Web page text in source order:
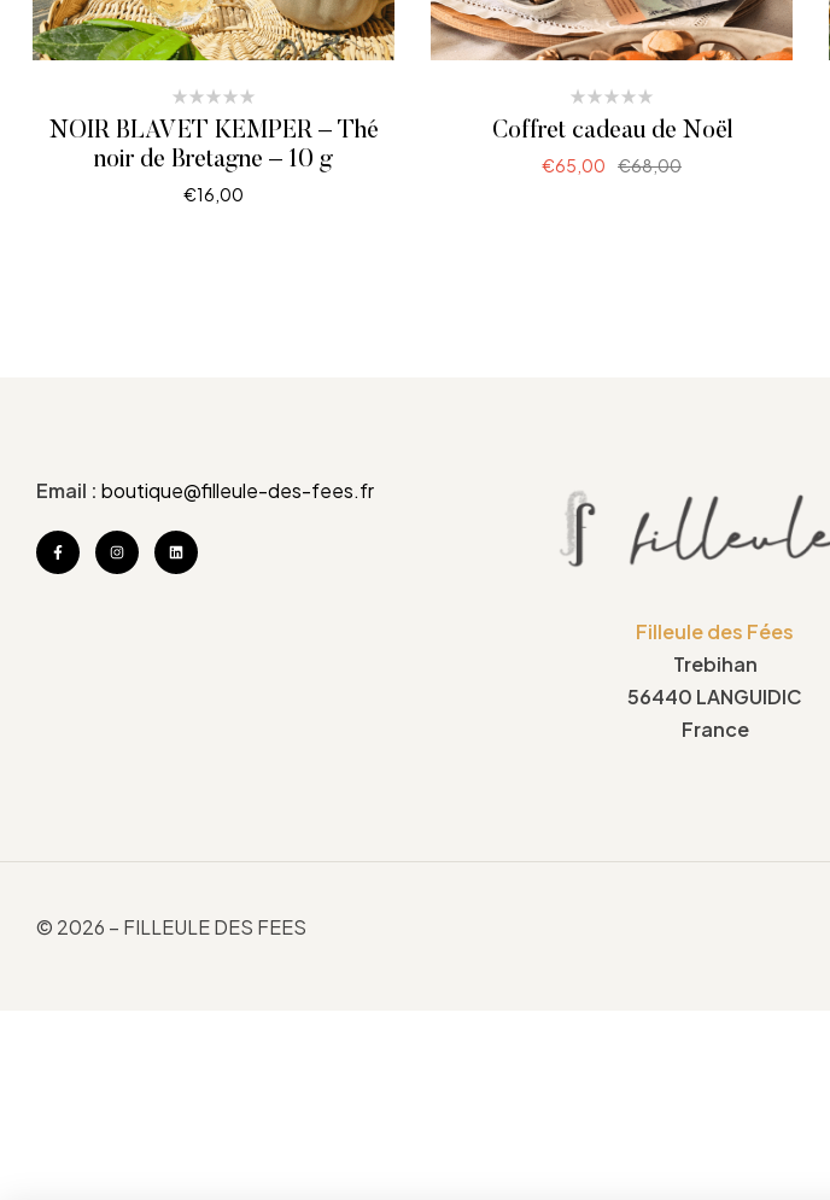
NOIR BLAVET KEMPER – Thé
noir de Bretagne – 10 g
€16,00
Coffret cadeau de Noël
€68,00
€65,00
Email : boutique@filleule-des-fees.fr
Filleule des Fées
Trebihan
56440 LANGUIDIC
France
© 2026 – FILLEULE DES FEES